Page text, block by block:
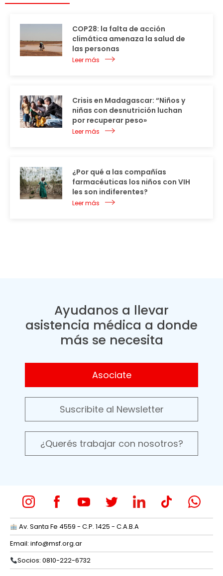
COP28: la falta de acción
climática amenaza la salud de
las personas
Leer más
Crisis en Madagascar: “Niños y
niñas con desnutrición luchan
por recuperar peso»
Leer más
¿Por qué a las compañías
farmacéuticas los niños con VIH
les son indiferentes?
Leer más
Ayudanos a llevar
asistencia médica a donde
más se necesita
Asociate
Suscribite al Newsletter
¿Querés trabajar con nosotros?
Av. Santa Fe 4559 - C.P. 1425 - C.A.B.A
Email: info@msf.org.ar
Socios: 0810-222-6732